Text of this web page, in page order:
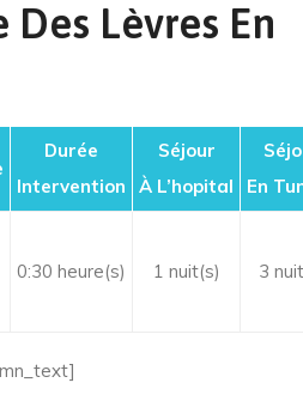
Des Lèvres En
Durée
Intervention
Séjour
À L’hopital
En
0:30 heure(s) 1 nuit(s) 3